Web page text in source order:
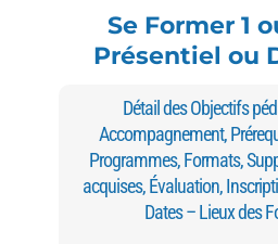
Se Former 1
Présentiel ou
Détail des Objectifs
Accompagnement,
Programmes, Formats,
acquises, Évaluation,
Dates – Lieux des